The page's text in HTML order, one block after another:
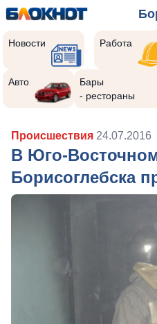
Новости Работа
Авто
Бары
- рестораны
Происшествия 24.07.2016
В Юго-
Борисоглебска